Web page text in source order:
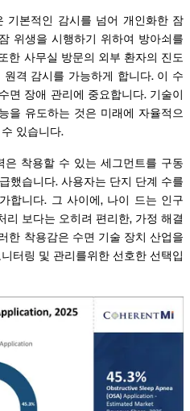
기본적인 감시를 넘어 개인화한 잠
위생을 시행하기 위하여 방아쇠를
한 사무실 방문의 외부 환자의 진도
격 감시를 가능하게 합니다. 이 수
면 장애 관리에 중요합니다. 기술이
을 유도하는 것은 미래에 자율적으
있습니다.
은 착용할 수 있는 세그먼트를 구동
했습니다. 사용자는 단지 단계 수를
합니다. 그 사이에, 나이 드는 인구
보다는 오히려 편리한, 가정 해결
한 착용감은 수면 기술 장치 산업을
터링 및 관리를위한 선호한 선택입